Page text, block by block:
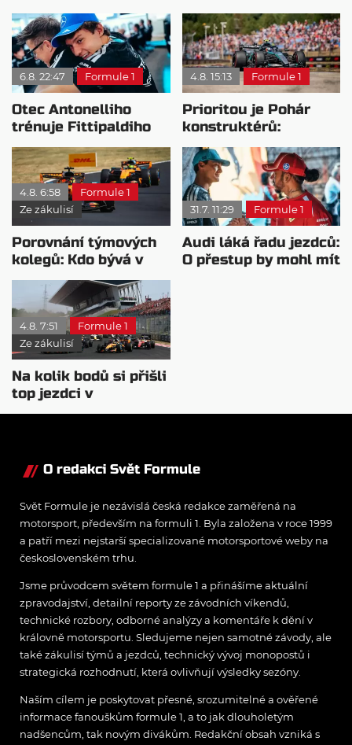
6.8. 22:47 Formule 1
Otec Antonelliho
trénuje Fittipaldiho
syna: Brazilec
vychvaluje lídra
4.8. 15:13 Formule 1
Prioritou je Pohár
konstruktérů:
Mercedesu je jedno,
kdo zvítězí
4.8. 6:58
Formule 1
Ze zákulisí
Porovnání týmových
kolegů: Kdo bývá v
sobotu nejrychlejší?
31.7. 11:29 Formule 1
Audi láká řadu jezdců:
O přestup by mohl mít
4.8. 7:51
Formule 1
Ze zákulisí
Na kolik bodů si přišli
top jezdci v
posledních 4
O redakci Svět Formule
Svět Formule je nezávislá česká redakce zaměřená na
motorsport, především na formuli 1. Byla založena v roce 1999
a patří mezi nejstarší specializované motorsportové weby na
československém trhu.
Jsme průvodcem světem formule 1 a přinášíme aktuální
zpravodajství, detailní reporty ze závodních víkendů,
technické rozbory, odborné analýzy a komentáře k dění v
královně motorsportu. Sledujeme nejen samotné závody, ale
také zákulisí týmů a jezdců, technický vývoj monopostů i
strategická rozhodnutí, která ovlivňují výsledky sezóny.
Naším cílem je poskytovat přesné, srozumitelné a ověřené
informace fanouškům formule 1, a to jak dlouholetým
nadšencům, tak novým divákům. Redakční obsah vzniká s